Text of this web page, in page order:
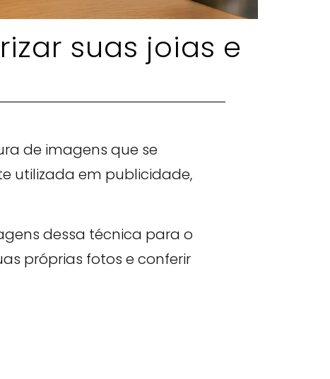
suas joias e
de imagens que se
utilizada em publicidade,
dessa técnica para o
próprias fotos e conferir